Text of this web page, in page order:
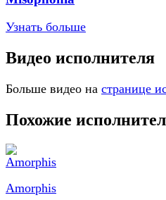
Узнать больше
Видео исполнителя
Больше видео на странице
Похожие
Amorphis